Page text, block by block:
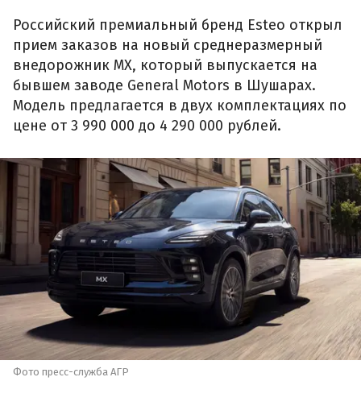
Российский премиальный бренд Esteo открыл
прием заказов на новый среднеразмерный
внедорожник MX, который выпускается на
бывшем заводе General Motors в Шушарах.
Модель предлагается в двух комплектациях по
цене от 3 990 000 до 4 290 000 рублей.
Фото пресс-служба АГР